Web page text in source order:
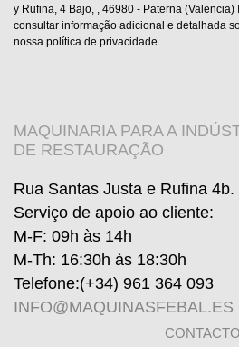
y Rufina, 4 Bajo, , 46980 - Paterna
consultar informação adicional e detalhada
nossa política de privacidade.
MAQUINARIA PARA A
DE RESTAURAÇÃO
Rua Santas Justa e Rufina
Serviço de apoio ao cliente:
M-F: 09h às 14h
M-Th: 16:30h às 18:30h
Telefone:(+34) 961 364 093
INFO@MAQUINASFEBAL.ES
CONTACTO